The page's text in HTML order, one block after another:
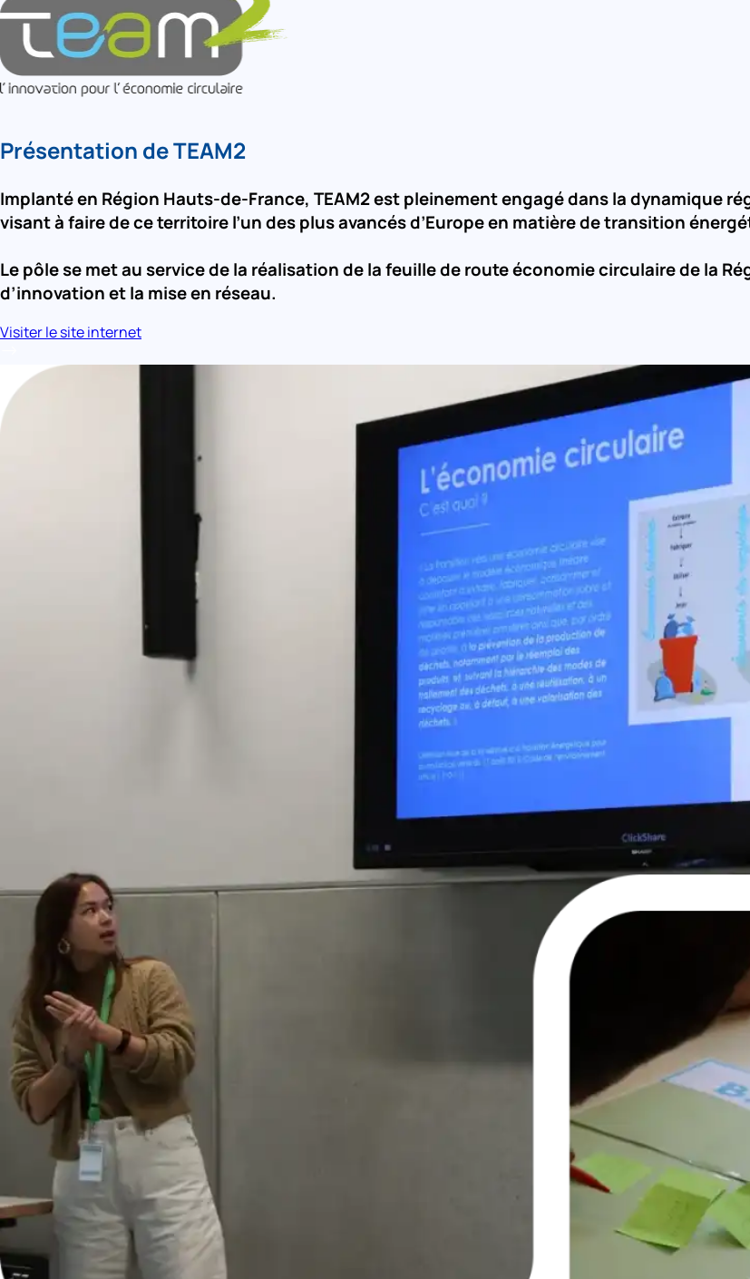
Présentation de TEAM2
Implanté en Région Hauts-de-France, TEAM2 est pleinement engagé dans la dynamique
visant à faire de ce territoire l’un des plus avancés d’Europe en matière de transition
Le pôle se met au service de la réalisation de la feuille de route économie circulaire de la
d’innovation et la mise en réseau.
Visiter le site internet